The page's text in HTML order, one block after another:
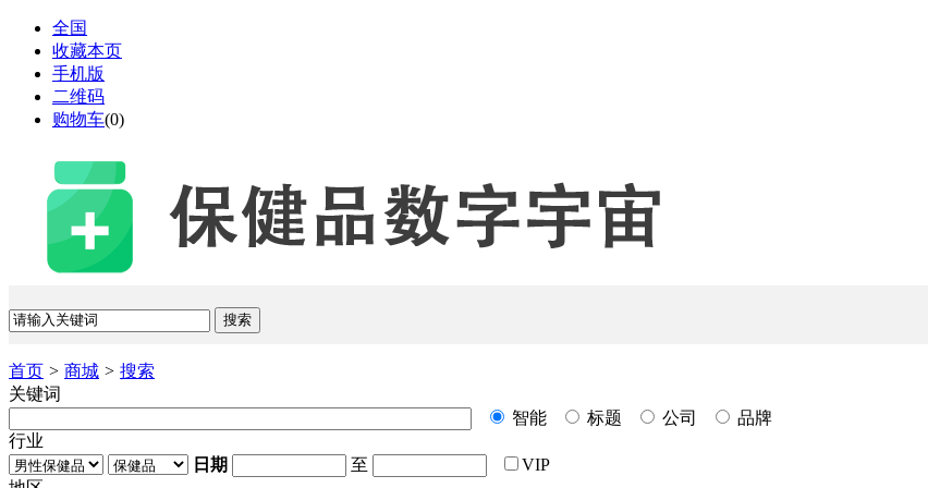
全国
收藏本页
手机版
二维码
购物车(0)
首页 > 商城 > 搜索
关键词
智能
标题 公司
品牌
行业
日期
至
VIP